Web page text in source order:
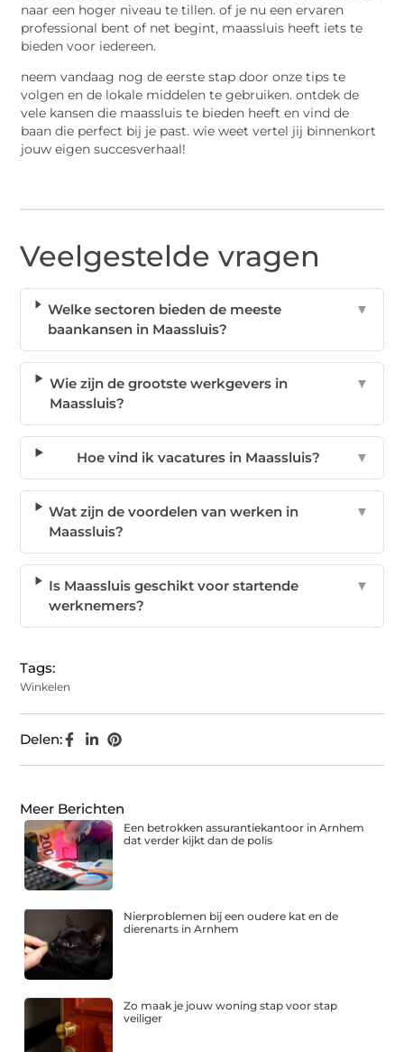
naar een hoger niveau te tillen. of je nu een ervaren
professional bent of net begint, maassluis heeft iets te
bieden voor iedereen.
neem vandaag nog de eerste stap door onze tips te
volgen en de lokale middelen te gebruiken. ontdek de
vele kansen die maassluis te bieden heeft en vind de
baan die perfect bij je past. wie weet vertel jij binnenkort
jouw eigen succesverhaal!
Veelgestelde vragen
Welke sectoren bieden de meeste
baankansen in Maassluis?
▼
Wie zijn de grootste werkgevers in
Maassluis?
▼
Hoe vind ik vacatures in Maassluis? ▼
Wat zijn de voordelen van werken in
Maassluis?
▼
Is Maassluis geschikt voor startende
werknemers?
▼
Tags:
Winkelen
Delen:
Meer Berichten
Een betrokken assurantiekantoor in Arnhem
dat verder kijkt dan de polis
Nierproblemen bij een oudere kat en de
dierenarts in Arnhem
Zo maak je jouw woning stap voor stap
veiliger